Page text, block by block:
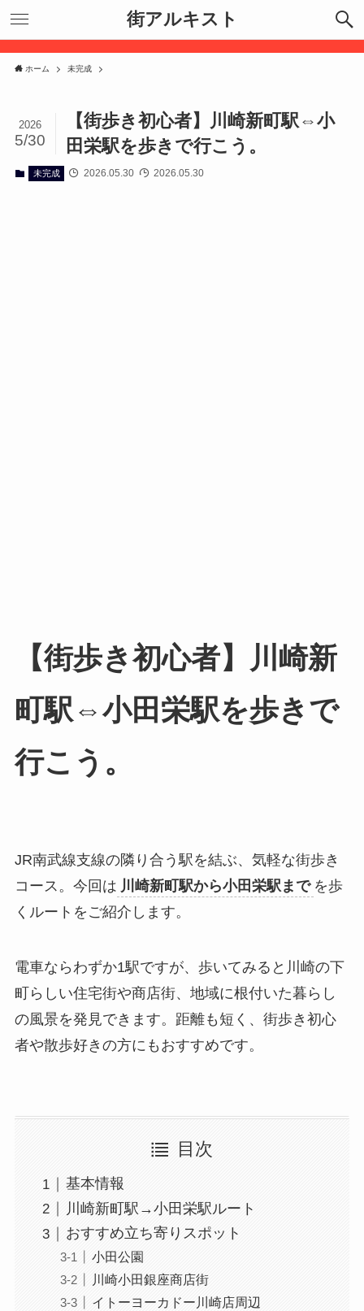
街アルキスト
ホーム 未完成
【街歩き初心者】川崎新町駅⇔小
田栄駅を歩きで行こう。
2026
5/30
未完成 2026.05.30 2026.05.30
【街歩き初心者】川崎新
町駅⇔小田栄駅を歩きで
行こう。
JR南武線支線の隣り合う駅を結ぶ、気軽な街歩き
コース。今回は 川崎新町駅から小田栄駅まで を歩
くルートをご紹介します。
電車ならわずか1駅ですが、歩いてみると川崎の下
町らしい住宅街や商店街、地域に根付いた暮らし
の風景を発見できます。距離も短く、街歩き初心
者や散歩好きの方にもおすすめです。
目次
基本情報
川崎新町駅→小田栄駅ルート
おすすめ立ち寄りスポット
小田公園
川崎小田銀座商店街
イトーヨーカドー川崎店周辺